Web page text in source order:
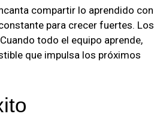
compartir lo aprendido con
para crecer fuertes. Los
todo el equipo aprende,
que impulsa los próximos